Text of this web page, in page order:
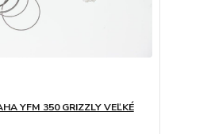
YFM 350 GRIZZLY VEĽKÉ